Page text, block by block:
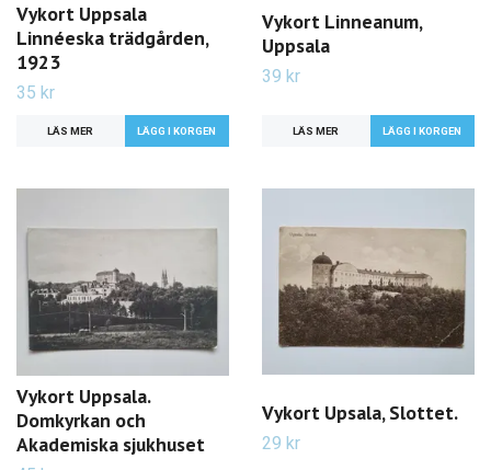
Vykort Uppsala
Linnéeska trädgården,
1923
35 kr
LÄS MER
Vykort Linneanum,
Uppsala
39 kr
LÄS MER
Vykort Uppsala.
Domkyrkan och
Akademiska sjukhuset
Vykort Upsala, Slottet.
29 kr